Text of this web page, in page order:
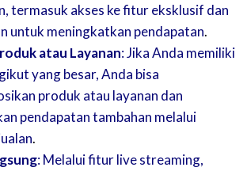
termasuk akses ke fitur eksklusif dan
untuk meningkatkan pendapatan.
atau Layanan: Jika Anda memiliki
yang besar, Anda bisa
produk atau layanan dan
pendapatan tambahan melalui
.
: Melalui fitur live streaming,